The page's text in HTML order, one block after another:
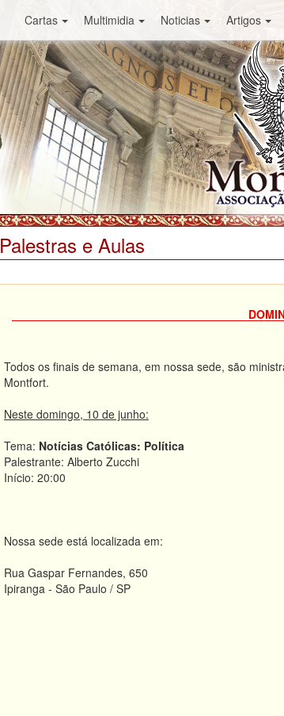
Cartas Multimidia Noticias Artigos
Palestras e Aulas
Todos os finais de semana, em nossa sede, são
Montfort.
Neste domingo, 10 de junho:
Tema: Notícias Católicas: Política
Palestrante: Alberto Zucchi
Início: 20:00
Nossa sede está localizada em:
Rua Gaspar Fernandes, 650
Ipiranga - São Paulo / SP